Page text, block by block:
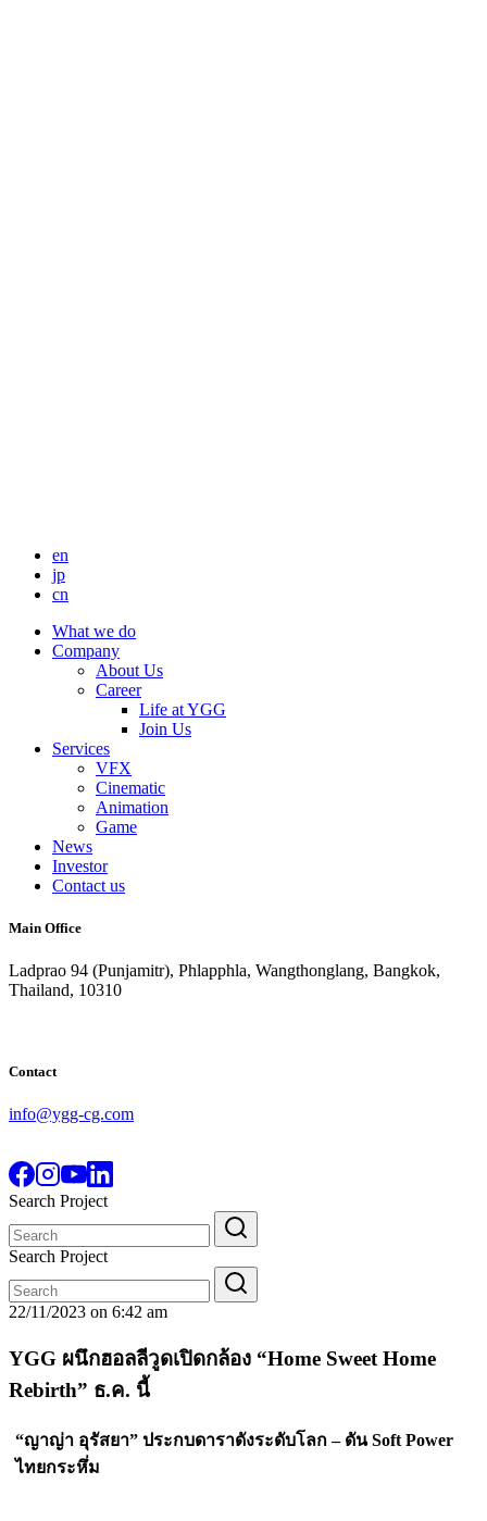
en
jp
cn
What we do
Company
About Us
Career
Life at YGG
Join Us
Services
VFX
Cinematic
Animation
Game
News
Investor
Contact us
Main Office
Ladprao 94 (Punjamitr), Phlapphla, Wangthonglang, Bangkok,
Thailand, 10310
Contact
info@ygg-cg.com
Search Project
for:
Search Project
for:
22/11/2023 on 6:42 am
YGG ผนึกฮอลลีวูดเปิดกล้อง “Home Sweet Home
Rebirth” ธ.ค. นี้
“ญาญ่า อุรัสยา” ประกบดาราดังระดับโลก– ดันSoft Power
ไทยกระหึ่ม